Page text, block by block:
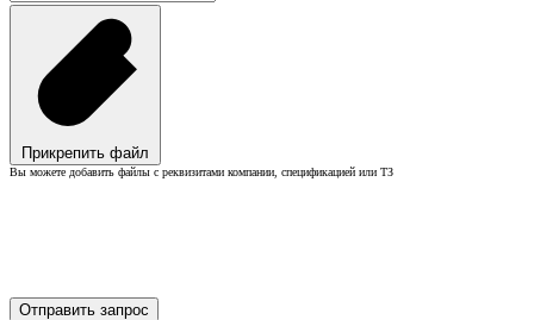
Прикрепить файл
Вы можете добавить файлы с реквизитами компании, спецификацией или ТЗ
Отправить запрос